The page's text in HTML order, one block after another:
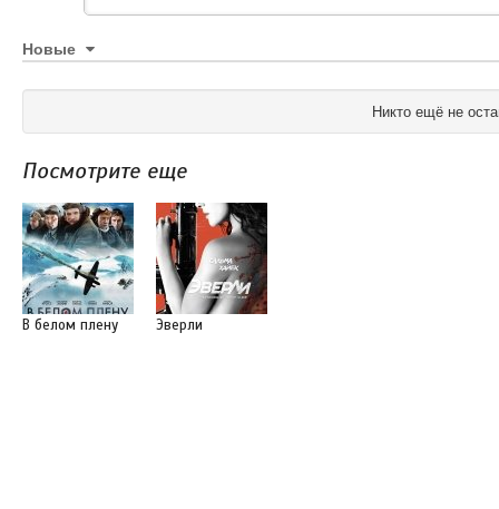
Новые
Никто ещё не
Посмотрите еще
В белом плену Эверли